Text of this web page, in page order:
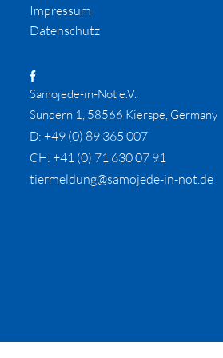
Impressum
Datenschutz
Samojede-in-Not e.V.
Sundern 1, 58566 Kierspe, Germany
D:+49 (0) 89 365 007
CH:+41 (0) 71 630 07 91
tiermeldung@samojede-in-not.de